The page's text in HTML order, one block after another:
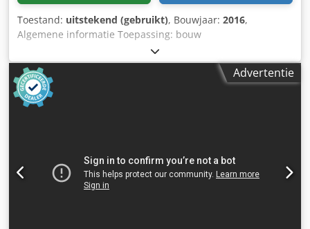
Toestand: uitstekend (gebruikt), Bouwjaar: 2016,
Algemene informatie Toepassing: bouw
Referentienummer: 4 Gewichten Ledig gewicht: 1.300 kg
Functionaliteit Afmetingen laadruimte: 200 x 70 x 60 cm
CE-markering: ja Onderhoud, historie en staat Aantal
vorige eigenaars: 1 Technische staat: zeer goed Optische
staat: zeer goed Aanvullende informatie Geschikt voor de
Slagfrequentie: 330-680 Laatste inspectie: 2025-01-02
Productieland: DE Aanvullende informatie Neem contact
op met Ö. Inalkac voor meer informatie.
Advertentie